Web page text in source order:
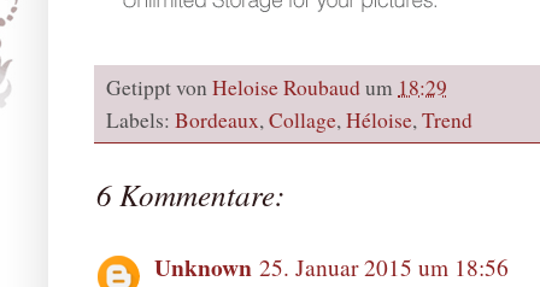
Getippt von Heloise Roubaudum 18:29
Labels: Bordeaux,Collage,Héloise,Trend
6 Kommentare:
Unknown 25. Januar 2015 um 18:56